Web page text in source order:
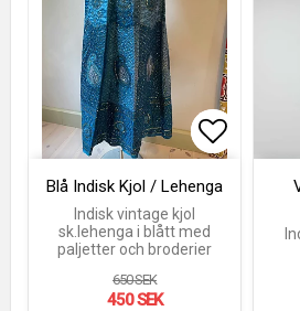
Lägg
Lägg
Blå Indisk Kjol / Lehenga
Indisk vintage kjol
sk.lehenga i blått med
paljetter och broderier
650 SEK
450 SEK